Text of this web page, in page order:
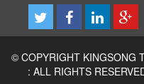
© COPYRIGHT KINGSONG
: ALL RIGHTS